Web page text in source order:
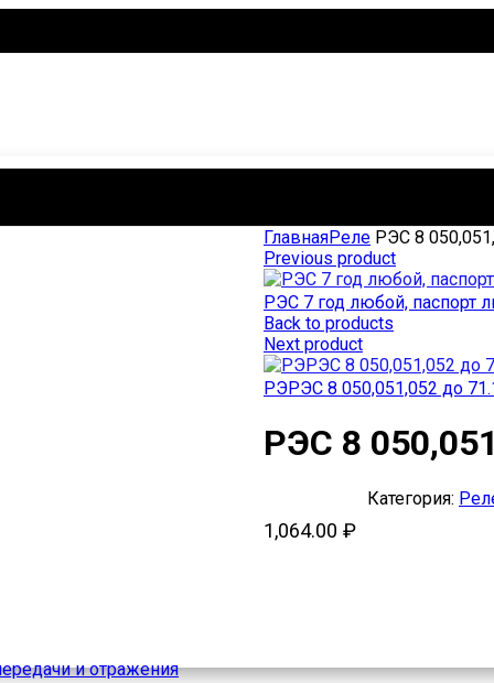
и отражения
ГлавнаяРеле РЭС 8
Previous product
РЭС 7 год любой, паспорт
Back to products
Next product
РЭРЭС 8 050,051,052 до
РЭС 8
₽
1,064.00
Категория: